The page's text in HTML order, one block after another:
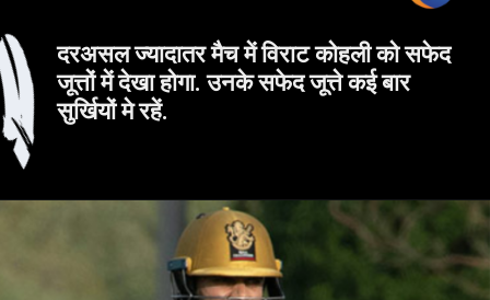
दरअसल ज्यादातर मैच में विराट कोहली को सफेद
जूत्तों में देखा होगा. उनके सफेद जूत्ते कई बार
सुर्खियों मे रहें.